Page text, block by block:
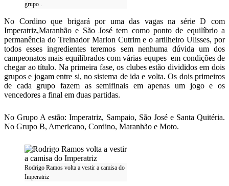
grupo .
No Cordino que brigará por uma das vagas na série D com
Imperatriz,Maranhão e São José tem como ponto de equilíbrio a
permanência do Treinador Marlon Cutrim e o artilheiro Ulisses, por
todos esses ingredientes teremos sem nenhuma dúvida um dos
campeonatos mais equilibrados com várias equpes em condições de
chegar ao título. Na primeira fase, os clubes estão divididos em dois
grupos e jogam entre si, no sistema de ida e volta. Os dois primeiros
de cada grupo fazem as semifinais em apenas um jogo e os
vencedores a final em duas partidas.
No Grupo A estão: Imperatriz, Sampaio, São José e Santa Quitéria.
No Grupo B, Americano, Cordino, Maranhão e Moto.
Rodrigo Ramos volta a vestir a camisa do
Imperatriz